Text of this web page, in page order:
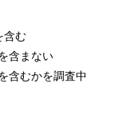
含む
含まない
含むかを調査中